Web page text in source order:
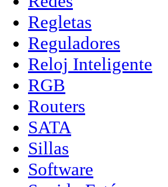
Regletas
Reguladores
Reloj Inteligente
RGB
Routers
SATA
Sillas
Software